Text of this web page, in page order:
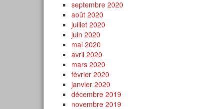
septembre 2020
août 2020
juillet 2020
juin 2020
mai 2020
avril 2020
mars 2020
février 2020
janvier 2020
décembre 2019
novembre 2019